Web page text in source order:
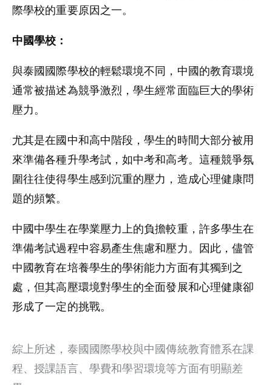
際學校的重要原因之一。
中國學校：
與泰國國際學校的輕鬆環境不同，中國的教育環境
通常被描述為競爭激烈，學生經常面臨巨大的學術
壓力。
尤其是在國中和高中階段，學生的時間大部分被用
來準備各種升學考試，如中考和高考。這種競爭氛
圍往往使得學生感到沉重的壓力，造成心理健康問
題的頻繁。
中國中學生在學業壓力上的負擔較重，許多學生在
準備考試過程中容易產生焦慮和壓力。因此，儘管
中國教育在培養學生的學術能力方面有其獨到之
處，但其高壓環境對學生的全面發展和心理健康卻
形成了一定的挑戰。
綜上所述，泰國國際學校與中國傳統教育體系在課
程、授課語言、學費和學習環境等方面有明顯差